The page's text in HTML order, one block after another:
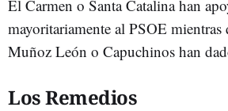
El Carmen o Santa Catalina han
mayoritariamente al PSOE mientras
Muñoz León o Capuchinos han
Los Remedios